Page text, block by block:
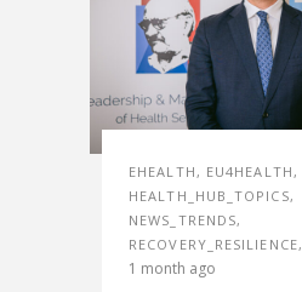
EHEALTH, EU4HEALTH,
HEALTH_HUB_TOPICS,
NEWS_TRENDS,
RECOVERY_RESILIENCE,
1 month ago